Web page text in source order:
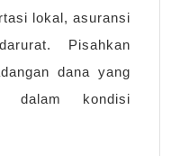
lokal, asuransi
Pisahkan
dana yang
dalam kondisi